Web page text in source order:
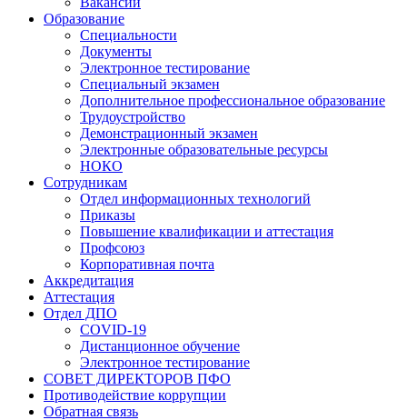
Образование
Специальности
Документы
Электронное тестирование
Специальный экзамен
Дополнительное профессиональное образование
Трудоустройство
Демонстрационный экзамен
Электронные образовательные ресурсы
НОКО
Сотрудникам
Отдел информационных технологий
Приказы
Повышение квалификации и аттестация
Профсоюз
Корпоративная почта
Аккредитация
Аттестация
Отдел ДПО
COVID-19
Дистанционное обучение
Электронное тестирование
СОВЕТ ДИРЕКТОРОВ ПФО
Противодействие коррупции
Обратная связь